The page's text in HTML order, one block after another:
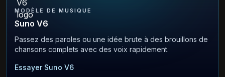
MODÈLE DE MUSIQUE
Suno V6
Passez des paroles ou une idée brute à des brouillons de
chansons complets avec des voix rapidement.
Essayer Suno V6